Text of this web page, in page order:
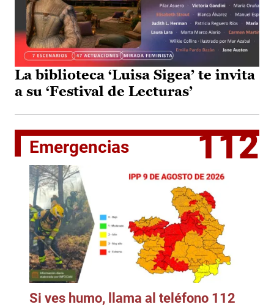
La biblioteca ‘Luisa Sigea’ te invita
a su ‘Festival de Lecturas’
Emergencias 112
Si ves humo, llama al teléfono 112